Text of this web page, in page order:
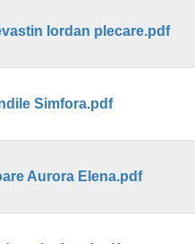
Iordan plecare.pdf
Simfora.pdf
Aurora Elena.pdf